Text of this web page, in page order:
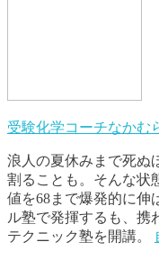
受験化学コーチなかむ
浪人の夏休みまで死ぬ
割ることも。そんな状
値を68まで爆発的に伸
ル塾で発揮するも、携
テクニック塾を開講。